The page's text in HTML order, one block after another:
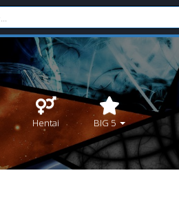
Hentai BIG 5